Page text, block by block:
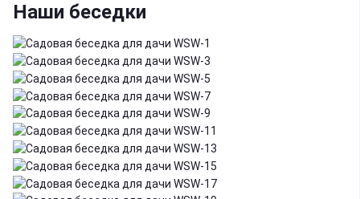
Наши беседки